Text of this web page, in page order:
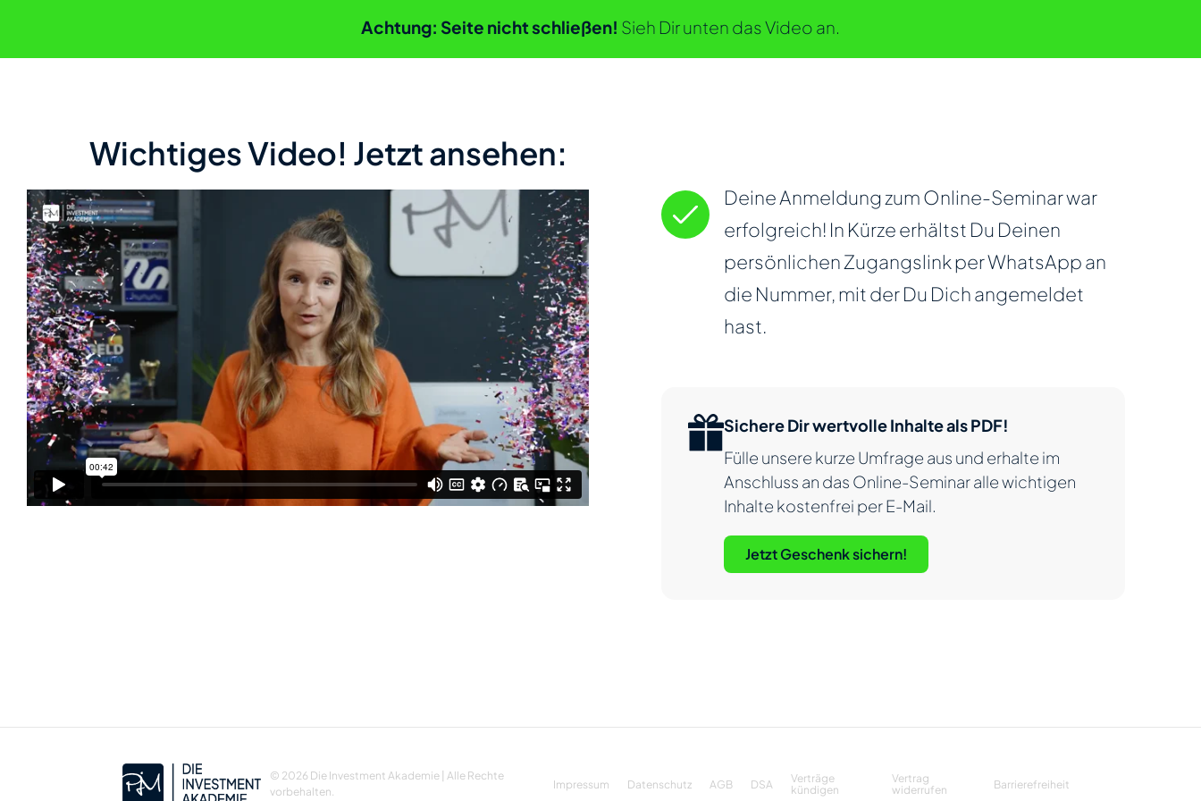
Achtung: Seite nicht schließen! Sieh Dir unten das Video an.
Wichtiges Video! Jetzt ansehen:
Deine Anmeldung zum Online-Seminar war
erfolgreich! In Kürze erhältst Du Deinen
persönlichen Zugangslink per WhatsApp an
die Nummer, mit der Du Dich angemeldet
hast.
Sichere Dir wertvolle Inhalte als PDF!
Fülle unsere kurze Umfrage aus und erhalte im
Anschluss an das Online-Seminar alle wichtigen
Inhalte kostenfrei per E-Mail.
Jetzt Geschenk sichern!
© 2026 Die Investment Akademie | Alle Rechte
vorbehalten.
Impressum Datenschutz AGB DSA
Verträge
kündigen
Vertrag
widerrufen
Barrierefreiheit